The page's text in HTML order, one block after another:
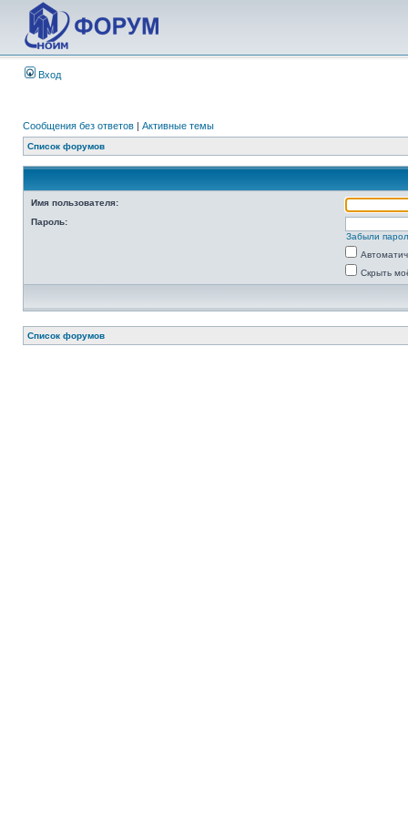
Вход
Сообщения без ответов | Активные темы
Список форумов
Имя пользователя:
Пароль:
Забыли
Скрыть
Список форумов